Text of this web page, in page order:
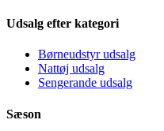
Udsalg efter kategori
Børneudstyr udsalg
Nattøj udsalg
Sengerande udsalg
Sæson